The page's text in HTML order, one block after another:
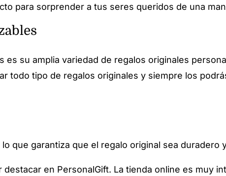
para sorprender a tus seres queridos de una
es su amplia variedad de regalos originales
todo tipo de regalos originales y siempre los
que garantiza que el regalo original sea duradero
en PersonalGift. La tienda online es muy